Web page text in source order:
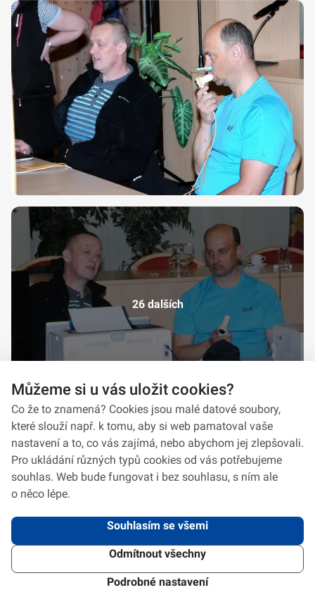
26 dalších
2026 © VeV-VA Vyškov • Informace jsou poskytovány v souladu se zákonem
Design Systém 4.6.3
Můžeme si u vás uložit cookies?
Co že to znamená? Cookies jsou malé datové soubory,
které slouží např. k tomu, aby si web pamatoval vaše
nastavení a to, co vás zajímá, nebo abychom jej zlepšovali.
Pro ukládání různých typů cookies od vás potřebujeme
souhlas. Web bude fungovat i bez souhlasu, s ním ale
o něco lépe.
Souhlasím se všemi
Odmítnout všechny
Podrobné nastavení